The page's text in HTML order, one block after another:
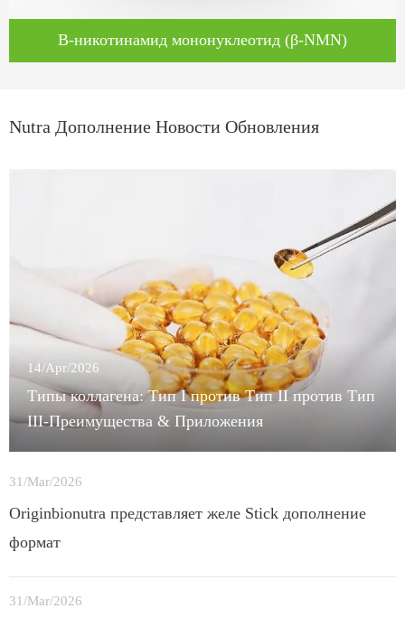
Β-никотинамид мононуклеотид (β-NMN)
Nutra Дополнение Новости Обновления
14/Apr/2026
Типы коллагена: Тип I против Тип II против Тип
III-Преимущества & Приложения
31/Mar/2026
Originbionutra представляет желе Stick дополнение
формат
31/Mar/2026